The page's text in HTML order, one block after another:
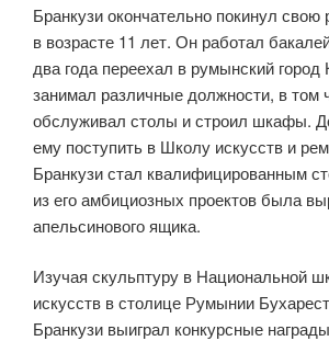
Бранкузи окончательно покинул
в возрасте 11 лет. Он работал
два года переехал в румынский город
занимал различные должности, в том
обслуживал столы и строил шкафы.
ему поступить в Школу искусств и
Бранкузи стал квалифицированным
из его амбициозных проектов была
апельсинового ящика.
Изучая скульптуру в Национальной
искусств в столице Румынии
Бранкузи выиграл конкурсные